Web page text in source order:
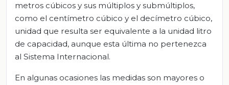
metros cúbicos y sus múltiplos y submúltiplos,
como el centímetro cúbico y el decímetro cúbico,
unidad que resulta ser equivalente a la unidad litro
de capacidad, aunque esta última no pertenezca
al Sistema Internacional.
En algunas ocasiones las medidas son mayores o